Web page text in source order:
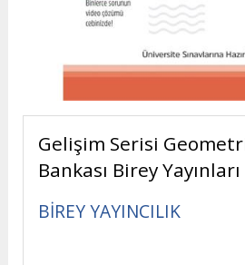
Gelişim Serisi
Bankası Birey Yayınları
BİREY YAYINCILIK